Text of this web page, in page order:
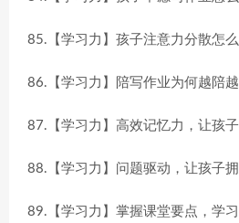
85.【学习力】孩子注意力分散怎
86.【学习力】陪写作业为何越陪
87.【学习力】高效记忆力，让孩
88.【学习力】问题驱动，让孩子
89.【学习力】掌握课堂要点，学